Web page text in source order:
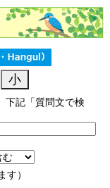
下記「質問文で検
）